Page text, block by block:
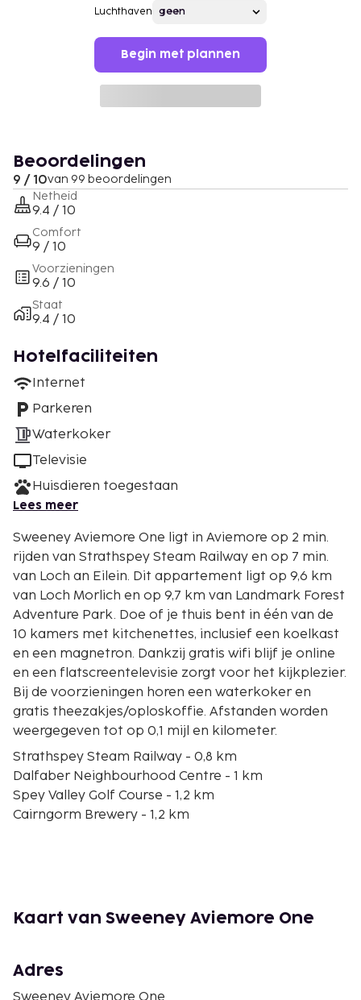
Luchthaven
Begin met plannen
Beoordelingen
9 / 10van 99 beoordelingen
Netheid
9.4 / 10
Comfort
9 / 10
Voorzieningen
9.6 / 10
Staat
9.4 / 10
Hotelfaciliteiten
Internet
Parkeren
Waterkoker
Televisie
Huisdieren toegestaan
Lees meer
Sweeney Aviemore One ligt in Aviemore op 2 min.
rijden van Strathspey Steam Railway en op 7 min.
van Loch an Eilein. Dit appartement ligt op 9,6 km
van Loch Morlich en op 9,7 km van Landmark Forest
Adventure Park. Doe of je thuis bent in één van de
10 kamers met kitchenettes, inclusief een koelkast
en een magnetron. Dankzij gratis wifi blijf je online
en een flatscreentelevisie zorgt voor het kijkplezier.
Bij de voorzieningen horen een waterkoker en
gratis theezakjes/oploskoffie. Afstanden worden
weergegeven tot op 0,1 mijl en kilometer.
Strathspey Steam Railway - 0,8 km
Dalfaber Neighbourhood Centre - 1 km
Spey Valley Golf Course - 1,2 km
Cairngorm Brewery - 1,2 km
Rothiemurchus Estate Visitor Centre - 2,6 km
Loch na Carraigean - 3,4 km
Loch Vaa - 4,8 km
Loch an Eilein - 5,9 km
Kaart van Sweeney Aviemore One
Adres